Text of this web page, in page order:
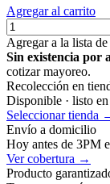
Agregar al carrito
Agregar a la lista de
Sin existencia por
cotizar mayoreo.
Recolección en
Disponible · listo
Seleccionar tienda
Envío a domicilio
Hoy antes de 3PM
Ver cobertura →
Producto